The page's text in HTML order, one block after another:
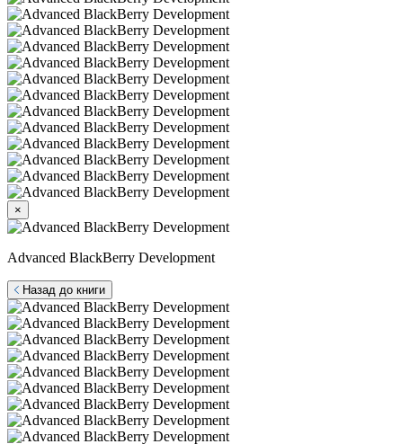
×
Advanced BlackBerry Development
Назад до книги